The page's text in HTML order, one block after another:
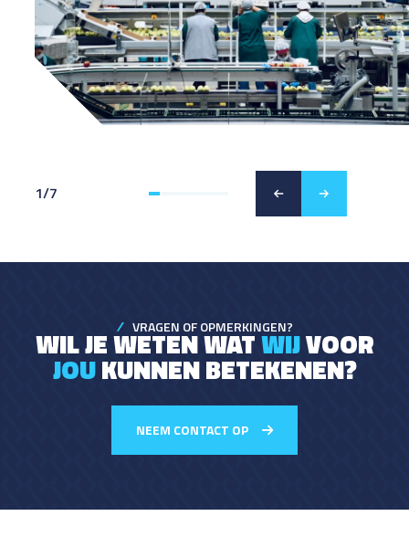
1/7
VRAGEN OF OPMERKINGEN?
WIL JE WETEN WATWIJVOOR
JOUKUNNEN BETEKENEN?
NEEM CONTACT OP